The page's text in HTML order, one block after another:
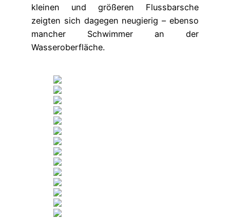
kleinen und größeren Flussbarsche
zeigten sich dagegen neugierig – ebenso
mancher Schwimmer an der
Wasseroberfläche.